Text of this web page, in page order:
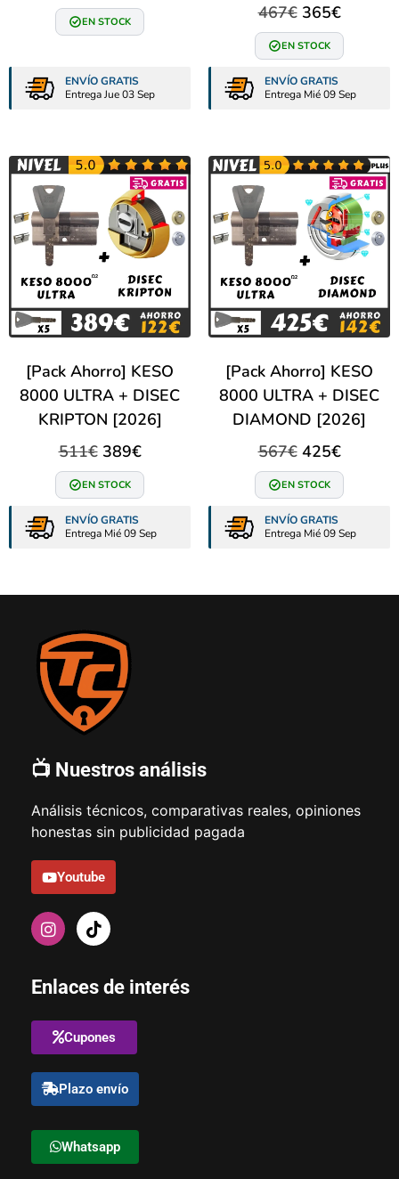
EN STOCK
ENVÍO GRATIS
Entrega Jue 03 Sep
467€ 365€
EN STOCK
ENVÍO GRATIS
Entrega Mié 09 Sep
[Pack Ahorro] KESO
8000 ULTRA + DISEC
KRIPTON [2026]
511€ 389€
EN STOCK
ENVÍO GRATIS
Entrega Mié 09 Sep
[Pack Ahorro] KESO
8000 ULTRA + DISEC
DIAMOND [2026]
567€ 425€
EN STOCK
ENVÍO GRATIS
Entrega Mié 09 Sep
📺 Nuestros análisis
Análisis técnicos, comparativas reales, opiniones
honestas sin publicidad pagada
Youtube
Enlaces de interés
Cupones
Plazo envío
Whatsapp